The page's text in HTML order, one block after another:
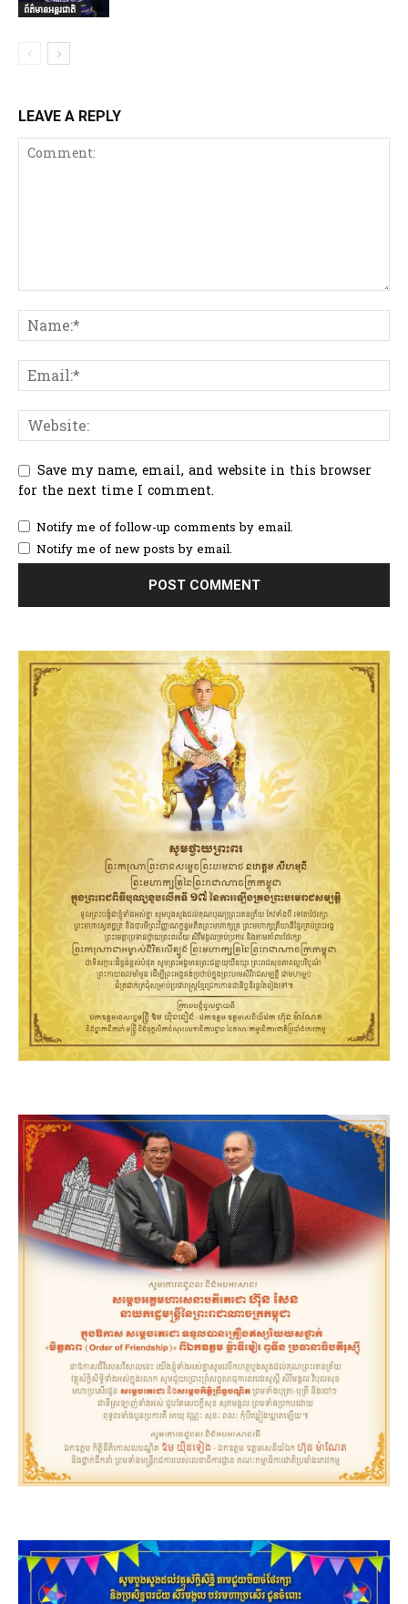
ព័ត៌មានអន្តរជាតិ
LEAVE A REPLY
Save my name, email, and website in this browser
for the next time I comment.
Notify me of follow-up comments by email.
Notify me of new posts by email.